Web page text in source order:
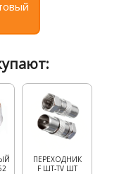
ПЕРЕХОДНИК
F ШТ-TV ШТ